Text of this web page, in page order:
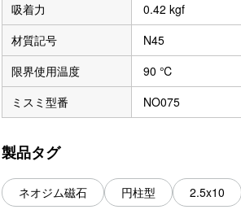
吸着力
0.42 kgf
材質記号
N45
限界使用温度
90 ℃
ミスミ型番
NO075
製品タグ
ネオジム磁石 円柱型 2.5x10